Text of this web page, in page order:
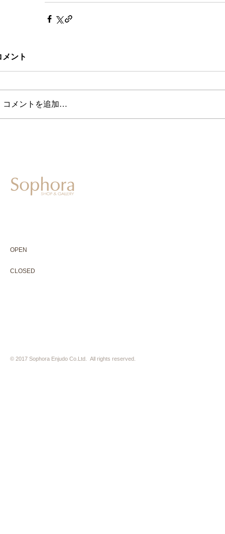
メント
コメントを追加…
OPEN
CLOSED
© 2017 Sophora Enjudo Co.Ltd. All rights reserved.